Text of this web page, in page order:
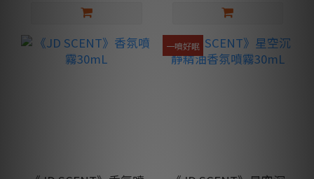
一噴好眠